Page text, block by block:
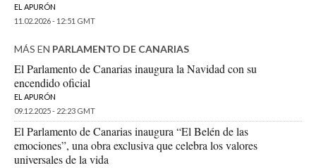
EL APURÓN
11.02.2026 - 12:51 GMT
MÁS EN PARLAMENTO DE CANARIAS
El Parlamento de Canarias inaugura la Navidad con su
encendido oficial
EL APURÓN
09.12.2025 - 22:23 GMT
El Parlamento de Canarias inaugura “El Belén de las
emociones”, una obra exclusiva que celebra los valores
universales de la vida